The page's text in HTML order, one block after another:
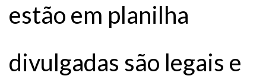
estão em planilha
divulgadas são legais e